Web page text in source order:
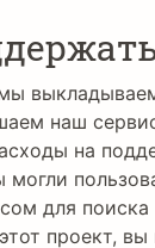
наш
на
могли
для
проект,